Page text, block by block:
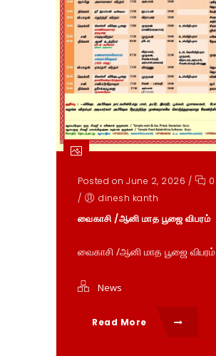
Posted on June 2, 2026 /
0
/
dinesh kanth
வைகாசி /ஆனி மாத பூஜை விபரம்
வைகாசி /ஆனி மாத பூஜை விபரம்
News
Read More